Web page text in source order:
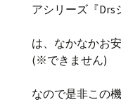
アシリーズ『Drs
は、なかなかお
(※できません)
なので是非この